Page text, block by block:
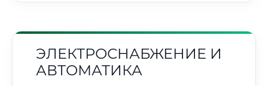
ЭЛЕКТРОСНАБЖЕНИЕ И
АВТОМАТИКА